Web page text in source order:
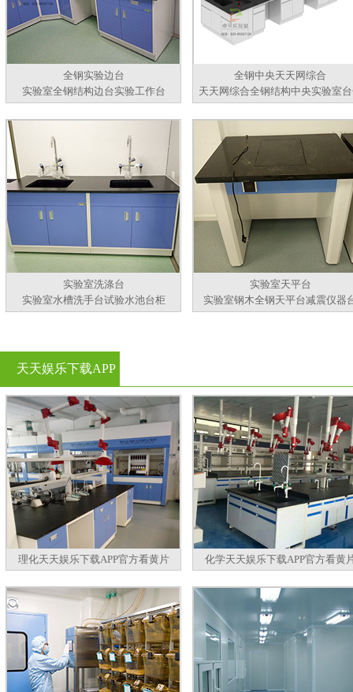
全钢实验边台
实验室全钢结构边台实验工作台
全钢中央天天网综合
天天网综合全钢结构中央实验室
实验室洗涤台
实验室水槽洗手台试验水池台柜
实验室天平台
实验室钢木全钢天平台减震仪器
天天娱乐下载APP
官方看黄片
理化天天娱乐下载APP官方看黄片 化学天天娱乐下载APP官方看黄